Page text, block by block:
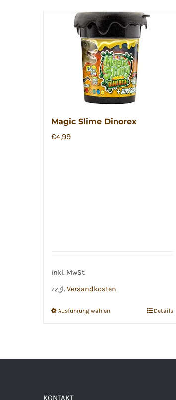
Magic Slime Dinorex
€4,99
inkl. MwSt.
zzgl. Versandkosten
Ausführung wählenDieses
mehrere
Details
KONTAKT